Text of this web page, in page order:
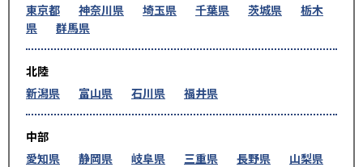
東京都
神奈川県 埼玉県 千葉県 茨城県
栃木
県
群馬県
北陸
新潟県
富山県 石川県 福井県
中部
愛知県
静岡県 岐阜県 三重県 長野県 山梨県